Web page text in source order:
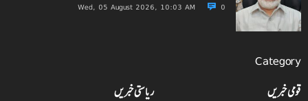
Wed, 05 August 2026, 10:03 AM 0
Category
قومی خبریں
ریاستی خبریں